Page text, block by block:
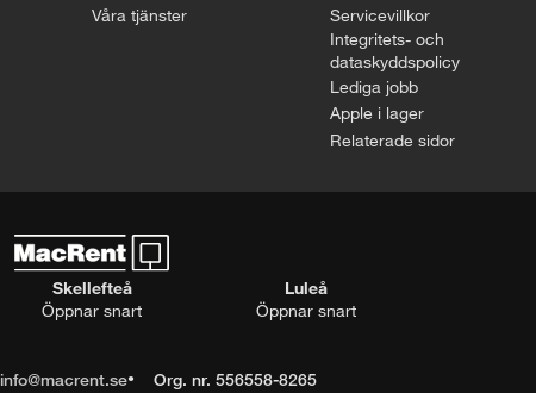
Våra tjänster
Servicevillkor
Integritets- och
dataskyddspolicy
Lediga jobb
Apple i lager
Relaterade sidor
Skellefteå
Öppnar snart
Luleå
Öppnar snart
info@macrent.se Org. nr. 556558-8265